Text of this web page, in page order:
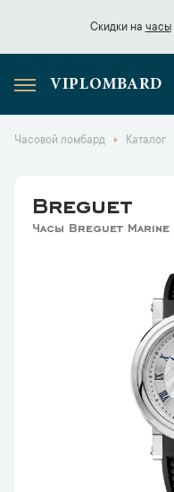
Скидки на часы
Скидки начасы
VIPLOMBARD
Часовой ломбард Каталог
Breguet
Часы Breguet Marine